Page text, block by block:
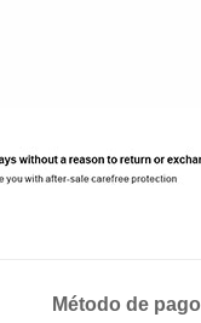
Método de pago